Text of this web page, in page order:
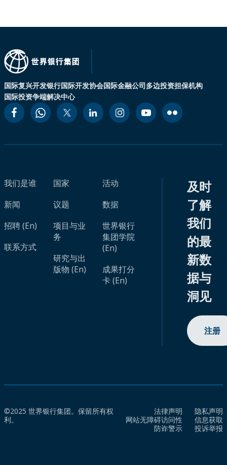
国际复兴开发银行国际开发协会国际金融公司多边投资担保机构
国际投资争端解决中心
我们是谁
新闻
招聘 (En)
联系方式
国家
议题
项目与业
务
研究与出
版物 (En)
活动
数据
世界银行
集团学院
(En)
成果打分
卡 (En)
及时
了解
我们
的最
新数
据与
洞见
注册
©2025 世界银行集团。保留所有权
利。
法律声明
隐私声明
网站无障碍访问性
信息获取
防诈警示
投诉举报